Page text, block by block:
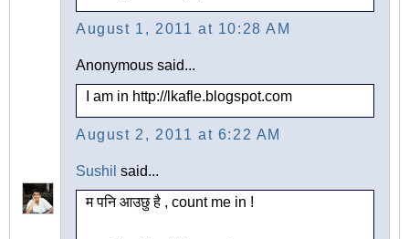
August 1, 2011 at 10:28 AM
Anonymous said...
I am in http://lkafle.blogspot.com
August 2, 2011 at 6:22 AM
Sushil said...
म पनि आउछु है , count me in !